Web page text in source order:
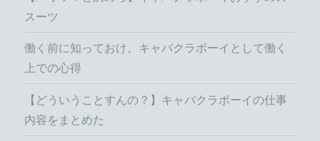
スーツ
働く前に知っておけ。キャバクラボーイとして働く
上での心得
【どういうことすんの？】キャバクラボーイの仕事
内容をまとめた